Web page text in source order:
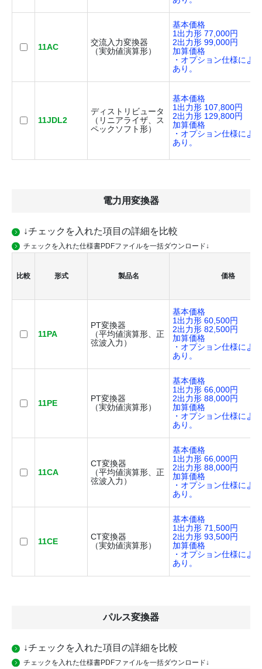
11AC
交流入力変換器
（実効値演算形）
基本価格
1出力形 77,000円
2出力形 99,000円
加算価格
・オプション仕様によ
あり。
11JDL2
ディストリビュータ
（リニアライザ、ス
ペックソフト形）
基本価格
1出力形 107,800円
2出力形 129,800円
加算価格
・オプション仕様によ
あり。
電力用変換器
↓チェックを入れた項目の詳細を比較
チェックを入れた仕様書PDFファイルを一括ダウンロード↓
比較 形式 製品名 価格
11PA
PT変換器
（平均値演算形、正
弦波入力）
基本価格
1出力形 60,500円
2出力形 82,500円
加算価格
・オプション仕様によ
あり。
11PE
PT変換器
（実効値演算形）
基本価格
1出力形 66,000円
2出力形 88,000円
加算価格
・オプション仕様によ
あり。
11CA
CT変換器
（平均値演算形、正
弦波入力）
基本価格
1出力形 66,000円
2出力形 88,000円
加算価格
・オプション仕様によ
あり。
11CE
CT変換器
（実効値演算形）
基本価格
1出力形 71,500円
2出力形 93,500円
加算価格
・オプション仕様によ
あり。
パルス変換器
↓チェックを入れた項目の詳細を比較
チェックを入れた仕様書PDFファイルを一括ダウンロード↓